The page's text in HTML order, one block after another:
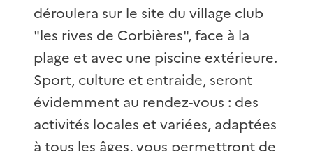
déroulera sur le site du village club
"les rives de Corbières", face à la
plage et avec une piscine extérieure.
Sport, culture et entraide, seront
évidemment au rendez-vous : des
activités locales et variées, adaptées
à tous les âges, vous permettront de